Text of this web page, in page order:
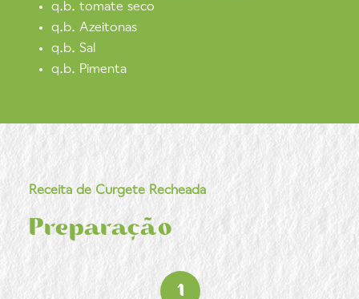
Receita de Curgete Recheada
Preparação
q.b. tomate seco
q.b. Azeitonas
q.b. Sal
q.b. Pimenta